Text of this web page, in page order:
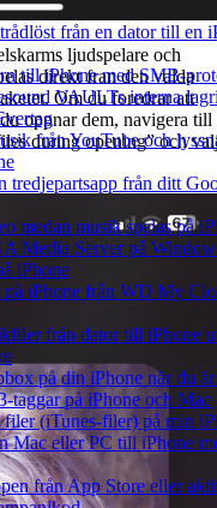
från en dator till en
till iPhone med SMB-
VAULTs interna
från YouTube och
tredjepartsapp från ditt
medan musik spelas på
Media Server på
iPhone
på iPhone från WD My
från dator till iPhone
på din iPhone när du
taggar på iPhone och Mac
(iTunes-filer) på min
Mac eller PC till iPhone
från App Store eller
ljudspelare och
direkt fran den valda
Om du foredrar att
oppnar dem, navigera till
during opening” och